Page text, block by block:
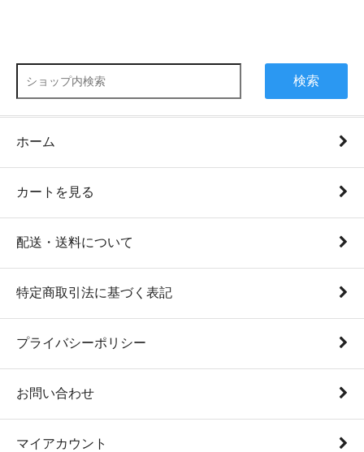
検索
ホーム
カートを見る
配送・送料について
特定商取引法に基づく表記
プライバシーポリシー
お問い合わせ
マイアカウント